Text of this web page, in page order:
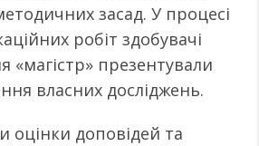
засад. У процесі
робіт здобувачі
«магістр» презентували
власних досліджень.
оцінки доповідей та